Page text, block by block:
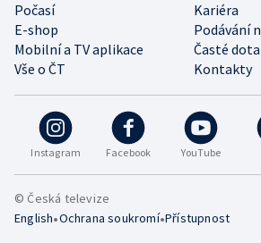
Instagram Facebook YouTube
Počasí
Kariéra
E-shop
Podávání
Mobilní a TV aplikace
Časté
Vše o ČT
Kontakty
© Česká televize
English•Ochrana soukromí•Přístupnost